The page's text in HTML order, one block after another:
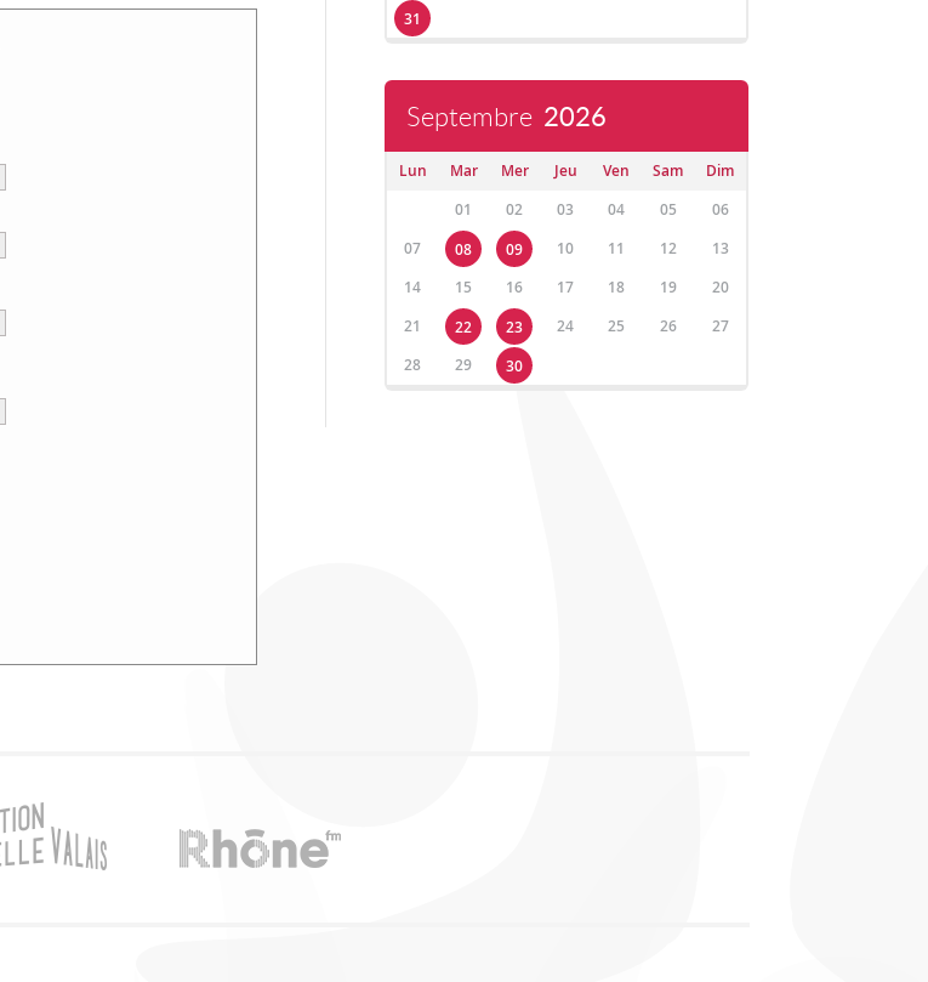
31
Septembre 2026
Lun Mar Mer Jeu Ven Sam
Dim
01
02 03 04 05
06
07
08 09 10 11 12
13
14
15 16 17 18 19
20
21
22 23 24 25 26
27
28
29 30